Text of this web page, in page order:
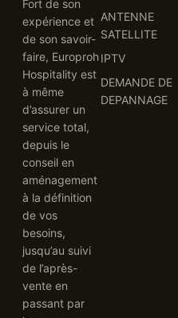
Fort de son
expérience et
de son savoir-
faire, Europroh
Hospitality est
à même
d’assurer un
service total,
depuis le
conseil en
aménagement
à la définition
de vos
besoins,
jusqu’au suivi
de l’après-
vente en
passant par
ANTENNE
SATELLITE
IPTV
DEMANDE DE
DEPANNAGE